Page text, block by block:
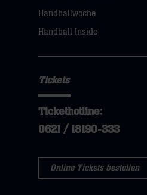
Handballwoche
Handball Inside
Tickets
Tickethotline:
0621 / 18190-333
Online Tickets bestellen